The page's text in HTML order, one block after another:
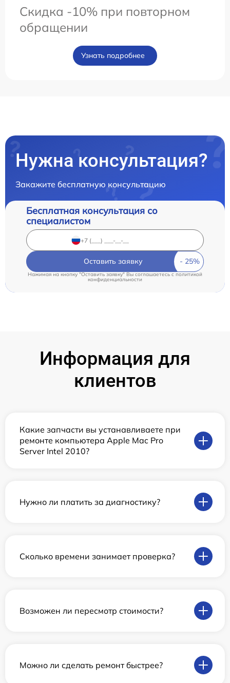
Скидка -10% при повторном
обращении
Узнать подробнее
Нужна консультация?
Закажите бесплатную консультацию
Бесплатная консультация со
специалистом
Оставить заявку
Нажимая на кнопку "Оставить заявку" Вы соглашаетесь cполитикой
конфиденциальности
Информация для
клиентов
Какие запчасти вы устанавливаете при
ремонте компьютера Apple Mac Pro
Server Intel 2010?
Нужно ли платить за диагностику?
Сколько времени занимает проверка?
Возможен ли пересмотр стоимости?
Можно ли сделать ремонт быстрее?